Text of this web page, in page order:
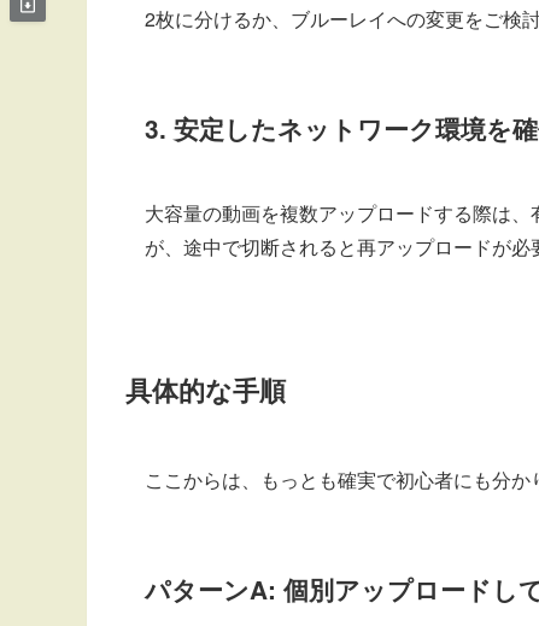
2枚に分けるか、ブルーレイへの変更をご検
3. 安定したネットワーク環境を
大容量の動画を複数アップロードする際は
が、途中で切断されると再アップロードが
具体的な手順
ここからは、もっとも確実で初心者にも分
パターンA: 個別アップロードし